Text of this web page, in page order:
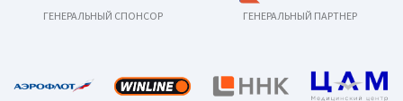
ГЕНЕРАЛЬНЫЙ СПОНСОР ГЕНЕРАЛЬНЫЙ ПАРТНЕР